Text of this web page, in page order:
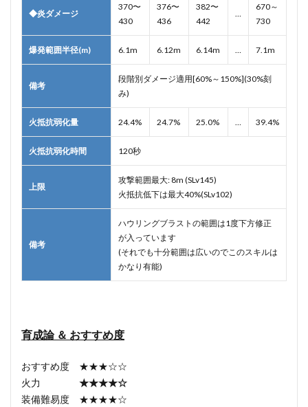
◆炎ダメージ
370〜
430
376〜
436
382〜
442
…
670～
730
爆発範囲半径(m) 6.1m 6.12m 6.14m … 7.1m
備考
段階別ダメージ適用[60%～150%](30%刻
み)
火抵抗弱化量 24.4% 24.7% 25.0% … 39.4%
火抵抗弱化時間 120秒
上限
攻撃範囲最大: 8m (SLv145)
火抵抗低下は最大40%(SLv102)
備考
ハウリングブラストの範囲は1度下方修正
が入っています
(それでも十分範囲は広いのでこのスキルは
かなり有能)
育成論 ＆ おすすめ度
おすすめ度 ★★★☆☆
火力 ★★★★☆
装備難易度 ★★★★☆